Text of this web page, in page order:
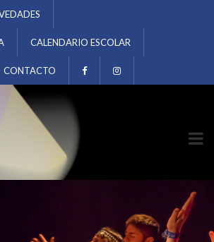
CALENDARIO ESCOLAR
CONTACTO